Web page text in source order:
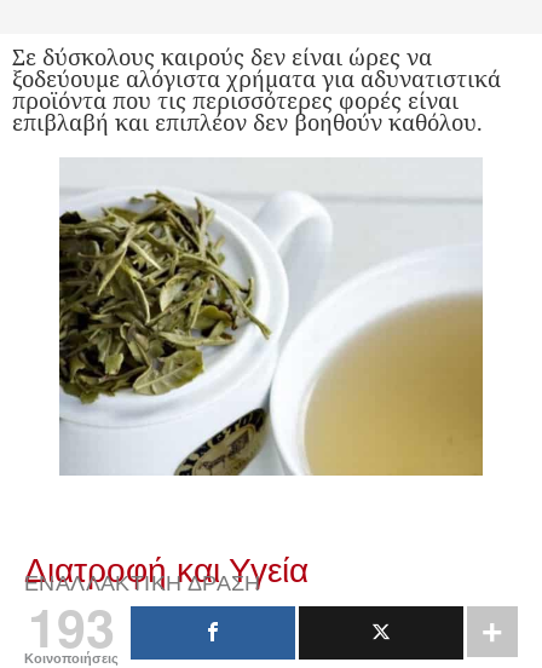
Σε δύσκολους καιρούς δεν είναι ώρες να
ξοδεύουμε αλόγιστα χρήματα για αδυνατιστικά
προϊόντα που τις περισσότερες φορές είναι
επιβλαβή και επιπλέον δεν βοηθούν καθόλου.
Διατροφή και Υγεία
ΕΝΑΛΛΑΚΤΙΚΉ ΔΡΆΣΗ
193
Κοινοποιήσεις